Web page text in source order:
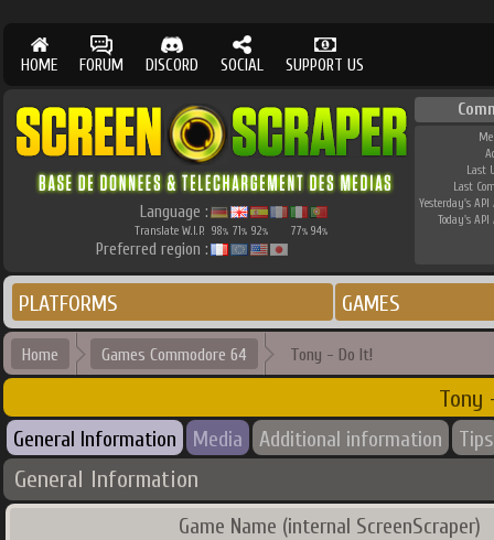
HOME FORUM DISCORD SOCIAL SUPPORT US
Language :
Translate W.I.P. 98% 71% 92% 77% 94%
Preferred region :
Last
Last
Yesterday's API
Today's API
PLATFORMS GAMES
Home Games Commodore 64 Tony - Do It!
Tony
General Information Media Additional information Tips
General Information
Game Name (internal ScreenScraper)